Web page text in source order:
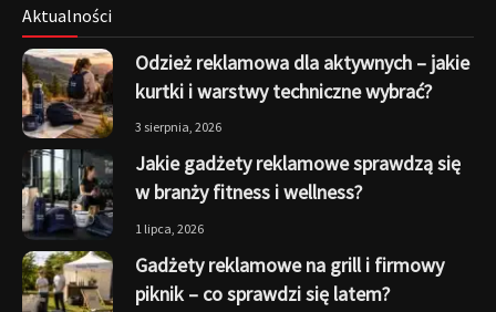
Aktualności
Odzież reklamowa dla aktywnych – jakie
kurtki i warstwy techniczne wybrać?
3 sierpnia, 2026
Jakie gadżety reklamowe sprawdzą się
w branży fitness i wellness?
1 lipca, 2026
Gadżety reklamowe na grill i firmowy
piknik – co sprawdzi się latem?